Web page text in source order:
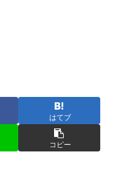
はてブ
コピー